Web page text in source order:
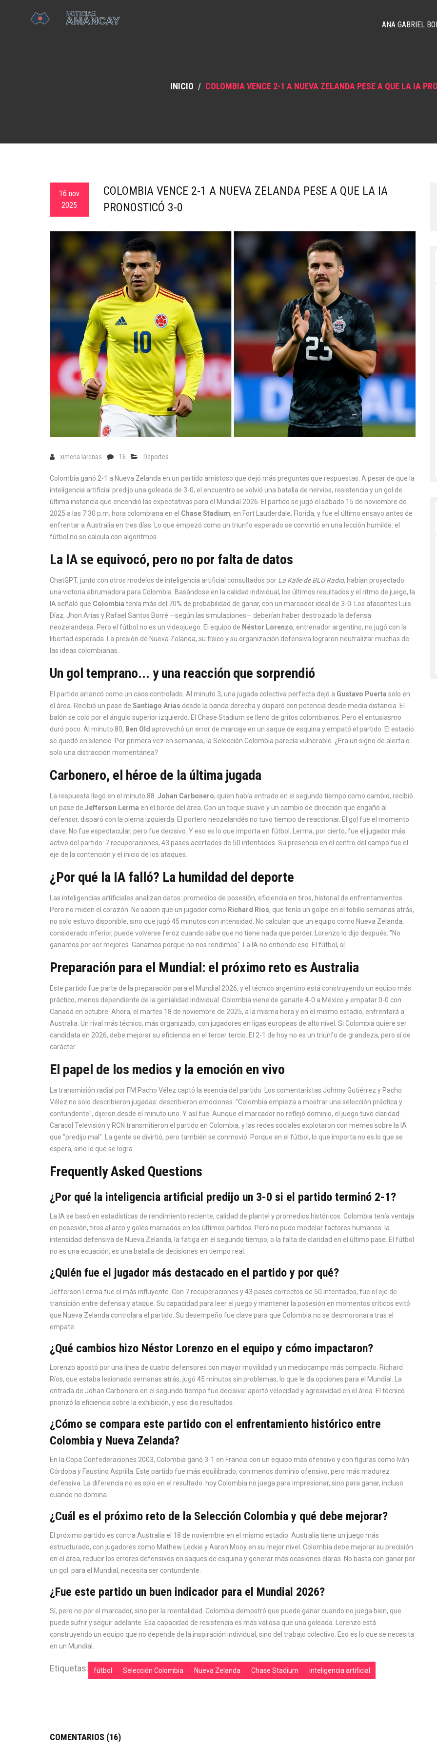
ANA GABRIEL
INICIO COLOMBIA VENCE 2-1 A NUEVA ZELANDA PESE A QUE LA IA
16 nov
2025
COLOMBIA VENCE 2-1 A NUEVA ZELANDA PESE A QUE LA IA
PRONOSTICÓ 3-0
ximena larenas 16 Deportes
Colombia ganó 2-1 a Nueva Zelanda en un partido amistoso que dejó más preguntas que respuestas. A pesar de que la
inteligencia artificial predijo una goleada de 3-0, el encuentro se volvió una batalla de nervios, resistencia y un gol de
última instancia que encendió las expectativas para el Mundial 2026. El partido se jugó el sábado 15 de noviembre de
2025 a las 7:30 p.m. hora colombiana en el Chase Stadium, en Fort Lauderdale, Florida, y fue el último ensayo antes de
enfrentar a Australia en tres días. Lo que empezó como un triunfo esperado se convirtió en una lección humilde: el
fútbol no se calcula con algoritmos.
La IA se equivocó, pero no por falta de datos
ChatGPT, junto con otros modelos de inteligencia artificial consultados por La Kalle de BLU Radio, habían proyectado
una victoria abrumadora para Colombia. Basándose en la calidad individual, los últimos resultados y el ritmo de juego, la
IA señaló que Colombia tenía más del 70% de probabilidad de ganar, con un marcador ideal de 3-0. Los atacantes Luis
Díaz, Jhon Arias y Rafael Santos Borré —según las simulaciones— deberían haber destrozado la defensa
neozelandesa. Pero el fútbol no es un videojuego. El equipo de Néstor Lorenzo, entrenador argentino, no jugó con la
libertad esperada. La presión de Nueva Zelanda, su físico y su organización defensiva lograron neutralizar muchas de
las ideas colombianas.
Un gol temprano... y una reacción que sorprendió
El partido arrancó como un caos controlado. Al minuto 3, una jugada colectiva perfecta dejó a Gustavo Puerta solo en
el área. Recibió un pase de Santiago Arias desde la banda derecha y disparó con potencia desde media distancia. El
balón se coló por el ángulo superior izquierdo. El Chase Stadium se llenó de gritos colombianos. Pero el entusiasmo
duró poco. Al minuto 80, Ben Old aprovechó un error de marcaje en un saque de esquina y empató el partido. El estadio
se quedó en silencio. Por primera vez en semanas, la Selección Colombia parecía vulnerable. ¿Era un signo de alerta o
solo una distracción momentánea?
Carbonero, el héroe de la última jugada
La respuesta llegó en el minuto 88. Johan Carbonero, quien había entrado en el segundo tiempo como cambio, recibió
un pase de Jefferson Lerma en el borde del área. Con un toque suave y un cambio de dirección que engañó al
defensor, disparó con la pierna izquierda. El portero neozelandés no tuvo tiempo de reaccionar. El gol fue el momento
clave. No fue espectacular, pero fue decisivo. Y eso es lo que importa en fútbol. Lerma, por cierto, fue el jugador más
activo del partido: 7 recuperaciones, 43 pases acertados de 50 intentados. Su presencia en el centro del campo fue el
eje de la contención y el inicio de los ataques.
¿Por qué la IA falló? La humildad del deporte
Las inteligencias artificiales analizan datos: promedios de posesión, eficiencia en tiros, historial de enfrentamientos.
Pero no miden el corazón. No saben que un jugador como Richard Ríos, que tenía un golpe en el tobillo semanas atrás,
no solo estuvo disponible, sino que jugó 45 minutos con intensidad. No calculan que un equipo como Nueva Zelanda,
considerado inferior, puede volverse feroz cuando sabe que no tiene nada que perder. Lorenzo lo dijo después: "No
ganamos por ser mejores. Ganamos porque no nos rendimos". La IA no entiende eso. El fútbol, sí.
Preparación para el Mundial: el próximo reto es Australia
Este partido fue parte de la preparación para el Mundial 2026, y el técnico argentino está construyendo un equipo más
práctico, menos dependiente de la genialidad individual. Colombia viene de ganarle 4-0 a México y empatar 0-0 con
Canadá en octubre. Ahora, el martes 18 de noviembre de 2025, a la misma hora y en el mismo estadio, enfrentará a
Australia . Un rival más técnico, más organizado, con jugadores en ligas europeas de alto nivel. Si Colombia quiere ser
candidata en 2026, debe mejorar su eficiencia en el tercer tercio. El 2-1 de hoy no es un triunfo de grandeza, pero sí de
carácter.
El papel de los medios y la emoción en vivo
La transmisión radial por FM Pacho Vélez captó la esencia del partido. Los comentaristas Johnny Gutiérrez y Pacho
Vélez no solo describieron jugadas: describieron emociones. "Colombia empieza a mostrar una selección práctica y
contundente", dijeron desde el minuto uno. Y así fue. Aunque el marcador no reflejó dominio, el juego tuvo claridad.
Caracol Televisión y RCN transmitieron el partido en Colombia, y las redes sociales explotaron con memes sobre la IA
que "predijo mal". La gente se divirtió, pero también se conmovió. Porque en el fútbol, lo que importa no es lo que se
espera, sino lo que se logra.
Frequently Asked Questions
¿Por qué la inteligencia artificial predijo un 3-0 si el partido terminó 2-1?
La IA se basó en estadísticas de rendimiento reciente, calidad de plantel y promedios históricos. Colombia tenía ventaja
en posesión, tiros al arco y goles marcados en los últimos partidos. Pero no pudo modelar factores humanos: la
intensidad defensiva de Nueva Zelanda, la fatiga en el segundo tiempo, o la falta de claridad en el último pase. El fútbol
no es una ecuación, es una batalla de decisiones en tiempo real.
¿Quién fue el jugador más destacado en el partido y por qué?
Jefferson Lerma fue el más influyente. Con 7 recuperaciones y 43 pases correctos de 50 intentados, fue el eje de
transición entre defensa y ataque. Su capacidad para leer el juego y mantener la posesión en momentos críticos evitó
que Nueva Zelanda controlara el partido. Su desempeño fue clave para que Colombia no se desmoronara tras el
empate.
¿Qué cambios hizo Néstor Lorenzo en el equipo y cómo impactaron?
Lorenzo apostó por una línea de cuatro defensores con mayor movilidad y un mediocampo más compacto. Richard
Ríos, que estaba lesionado semanas atrás, jugó 45 minutos sin problemas, lo que le da opciones para el Mundial. La
entrada de Johan Carbonero en el segundo tiempo fue decisiva: aportó velocidad y agresividad en el área. El técnico
priorizó la eficiencia sobre la exhibición, y eso dio resultados.
¿Cómo se compara este partido con el enfrentamiento histórico entre
Colombia y Nueva Zelanda?
En la Copa Confederaciones 2003, Colombia ganó 3-1 en Francia con un equipo más ofensivo y con figuras como Iván
Córdoba y Faustino Asprilla. Este partido fue más equilibrado, con menos dominio ofensivo, pero más madurez
defensiva. La diferencia no es solo en el resultado: hoy Colombia no juega para impresionar, sino para ganar, incluso
cuando no domina.
¿Cuál es el próximo reto de la Selección Colombia y qué debe mejorar?
El próximo partido es contra Australia el 18 de noviembre en el mismo estadio. Australia tiene un juego más
estructurado, con jugadores como Mathew Leckie y Aaron Mooy en su mejor nivel. Colombia debe mejorar su precisión
en el área, reducir los errores defensivos en saques de esquina y generar más ocasiones claras. No basta con ganar por
un gol: para el Mundial, necesita ser contundente.
¿Fue este partido un buen indicador para el Mundial 2026?
Sí, pero no por el marcador, sino por la mentalidad. Colombia demostró que puede ganar cuando no juega bien, que
puede sufrir y seguir adelante. Esa capacidad de resistencia es más valiosa que una goleada. Lorenzo está
construyendo un equipo que no depende de la inspiración individual, sino del trabajo colectivo. Eso es lo que se necesita
en un Mundial.
Etiquetas: fútbol Selección Colombia Nueva Zelanda Chase Stadium inteligencia artificial
COMENTARIOS (16)